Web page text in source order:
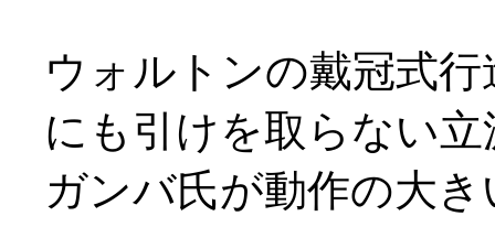
ウォルトンの戴冠式
にも引けを取らない
ガンバ氏が動作の大